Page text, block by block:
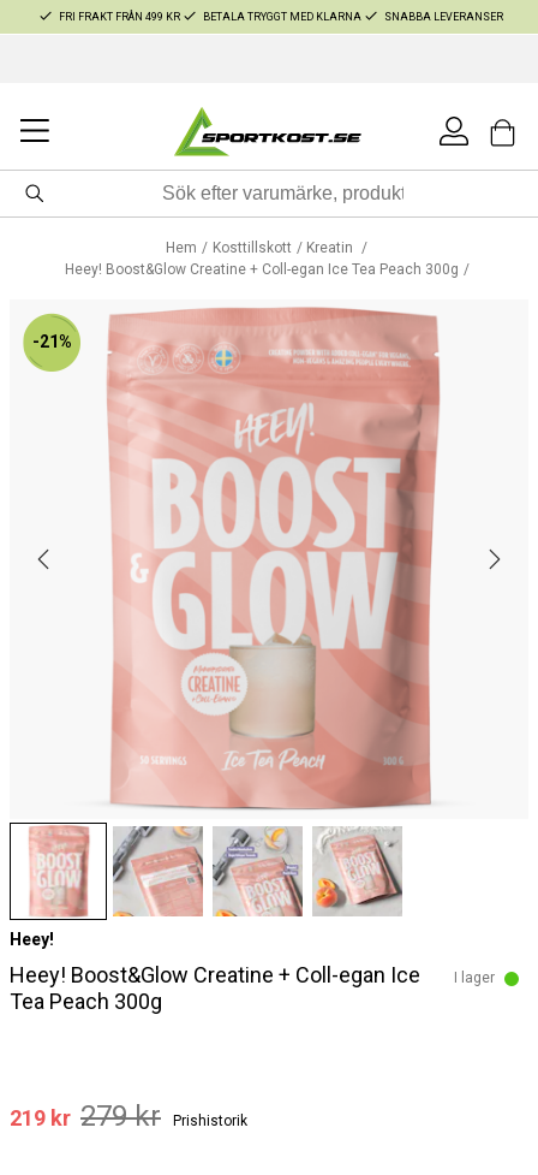
FRI FRAKT FRÅN 499 KR BETALA TRYGGT MED KLARNA SNABBA LEVERANSER
Hem Kosttillskott
Kreatin
Heey! Boost&Glow Creatine + Coll-egan Ice Tea Peach 300g
-21%
Heey!
Heey! Boost&Glow Creatine + Coll-egan Ice
Tea Peach 300g
I lager
219 kr 279 kr Prishistorik